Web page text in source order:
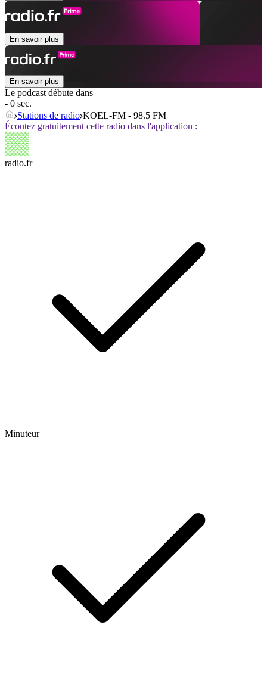
En savoir plus
En savoir plus
Le podcast débute dans
- 0 sec.
Stations de radio KOEL-FM - 98.5 FM
Écoutez gratuitement cette radio dans l'application :
radio.fr
Minuteur